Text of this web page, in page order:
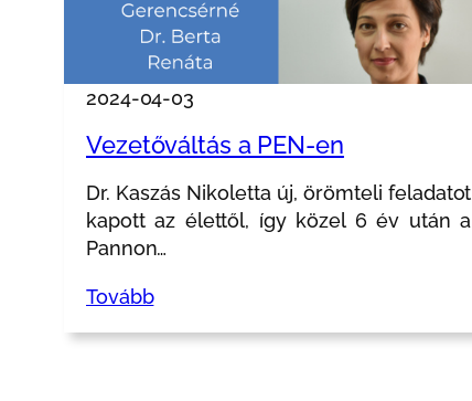
2024-04-03
Vezetőváltás a PEN-en
Dr. Kaszás Nikoletta új, örömteli feladatot
kapott az élettől, így közel 6 év után a
Pannon…
Tovább